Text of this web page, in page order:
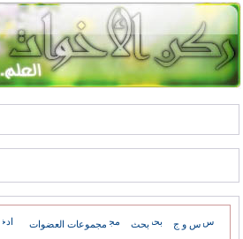
س و ج بحث مجموعات العضوات